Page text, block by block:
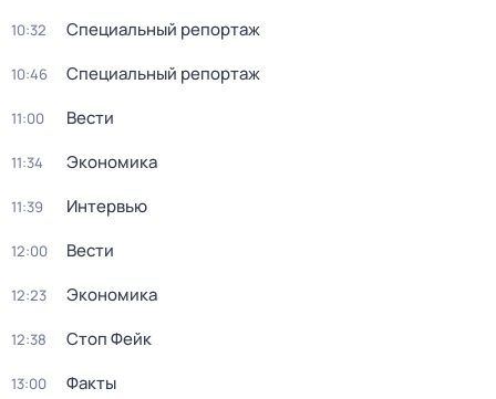
10:32 Специальный репортаж
10:46 Специальный репортаж
11:00 Вести
11:34 Экономика
11:39 Интервью
12:00 Вести
12:23 Экономика
12:38 Стоп Фейк
13:00 Факты